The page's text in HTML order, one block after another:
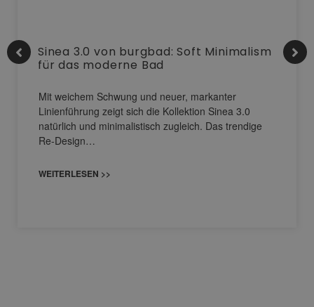
Sinea 3.0 von burgbad: Soft Minimalism
für das moderne Bad
Mit weichem Schwung und neuer, markanter
Linienführung zeigt sich die Kollektion Sinea 3.0
natürlich und minimalistisch zugleich. Das trendige
Re-Design…
WEITERLESEN >>